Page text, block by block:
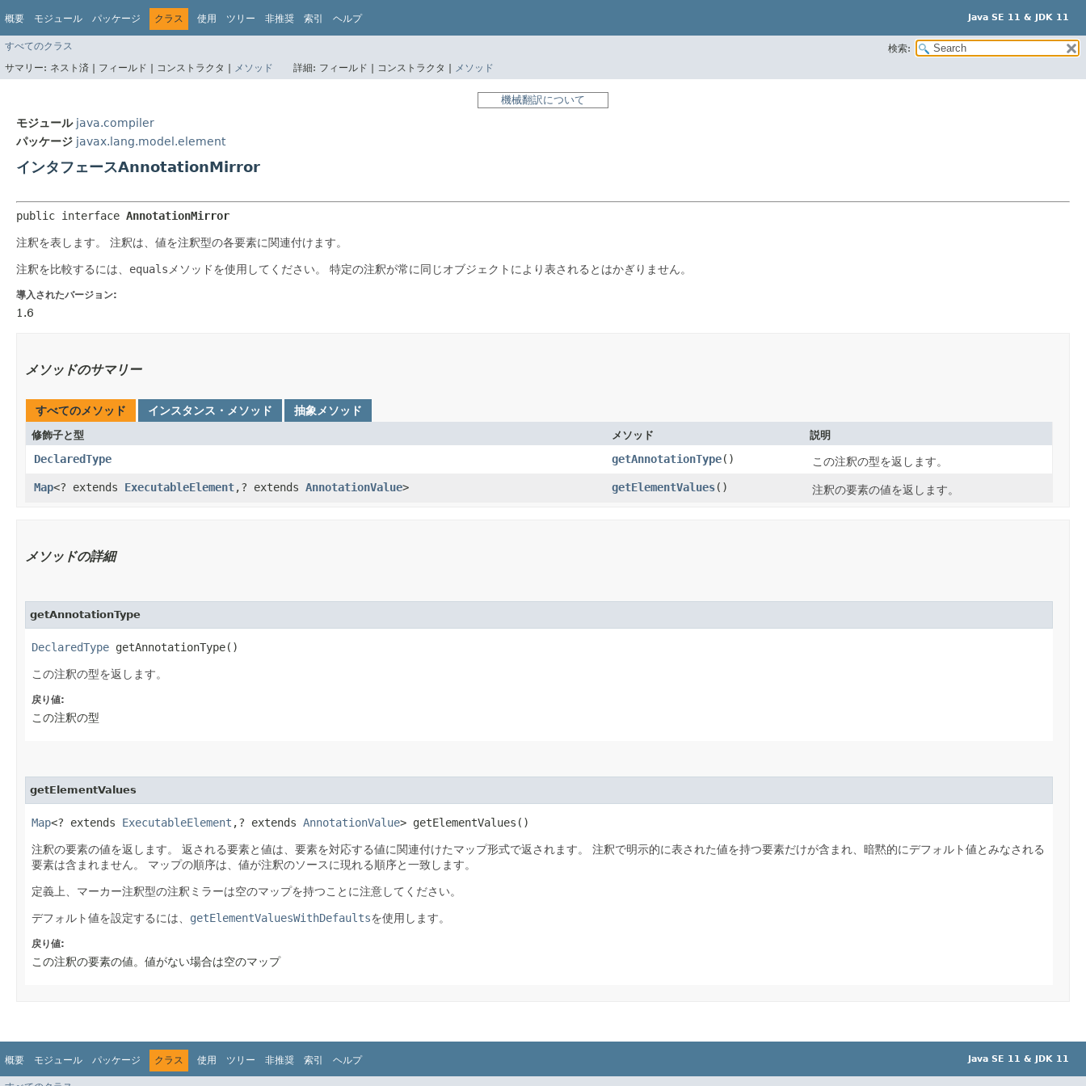
概要 モジュール パッケージ クラス 使用 ツリー 非推奨 索引 ヘルプ Java SE 11 & JDK 11
すべてのクラス
検索:
サマリー: ネスト済 | フィールド | コンストラクタ | メソッド 詳細: フィールド | コンストラクタ | メソッド
機械翻訳について
モジュール java.compiler
パッケージ javax.lang.model.element
インタフェースAnnotationMirror
public interface AnnotationMirror
注釈を表します。 注釈は、値を注釈型の各要素に関連付けます。
注釈を比較するには、 equals メソッドを使用してください。 特定の注釈が常に同じオブジェクトにより表されるとはかぎりません。
導入されたバージョン:
1.6
メソッドのサマリー
すべてのメソッド インスタンス・メソッド 抽象メソッド
修飾子と型 メソッド 説明
DeclaredType getAnnotationType()
この注釈の型を返します。
Map<? extends ExecutableElement,​? extends AnnotationValue> getElementValues() 注釈の要素の値を返します。
メソッドの詳細
getAnnotationType
DeclaredType getAnnotationType()
この注釈の型を返します。
戻り値:
この注釈の型
getElementValues
Map<? extends ExecutableElement ,​? extends AnnotationValue> getElementValues()
注釈の要素の値を返します。 返される要素と値は、要素を対応する値に関連付けたマップ形式で返されます。
注釈で明示的に表された値を持つ要素だけが含まれ、暗黙的にデフォルト値とみなされる
要素は含まれません。
マップの順序は、値が注釈のソースに現れる順序と一致します。
定義上、マーカー注釈型の注釈ミラーは空のマップを持つことに注意してください。
デフォルト値を設定するには、 getElementValuesWithDefaultsを使用します。
戻り値:
この注釈の要素の値。値がない場合は空のマップ
概要 モジュール パッケージ クラス 使用 ツリー 非推奨 索引 ヘルプ Java SE 11 & JDK 11